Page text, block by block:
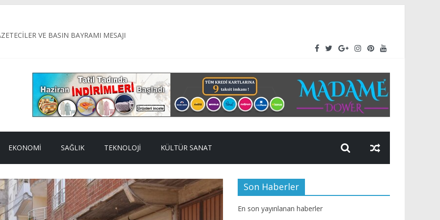
VE BASIN BAYRAMI MESAJI
Belediyesi, ilçe genelinde ulaşım konforunu artırmak amacıyla yürüttüğü üstyapı çalışmalarını aralıksız sürdürüyor.
KAMU HİZMETİDİR
EKONOMI SAĞLIK TEKNOLOJI KÜLTÜR SANAT
Son Haberler
En son yayınlanan haberler